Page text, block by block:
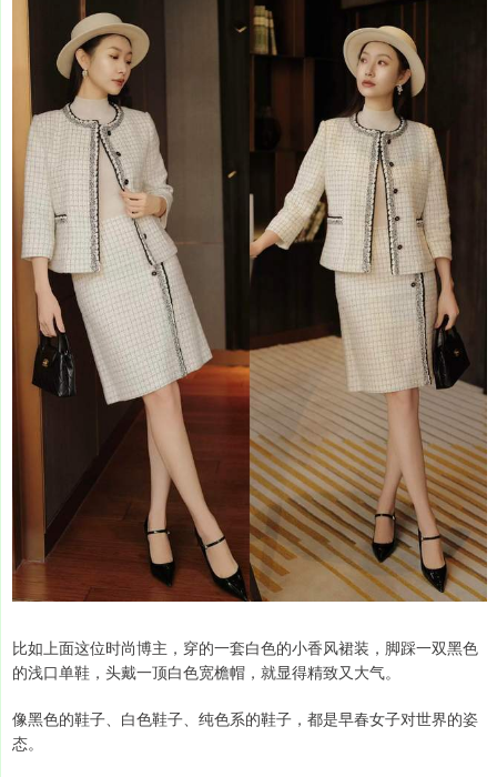
比如上面这位时尚博主，穿的一套白色的小香风裙装，脚踩一双黑色
的浅口单鞋，头戴一顶白色宽檐帽，就显得精致又大气。
像黑色的鞋子、白色鞋子、纯色系的鞋子，都是早春女子对世界的姿
态。